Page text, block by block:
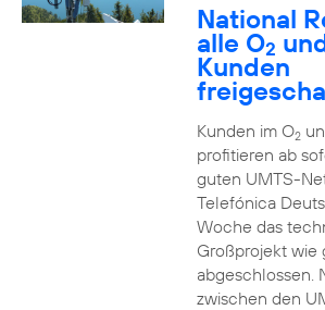
National
alle O2
Kunden
Kunden im O2
profitieren ab
guten UMTS-
Telefónica
Woche das
Großprojekt wie
abgeschlossen.
zwischen den